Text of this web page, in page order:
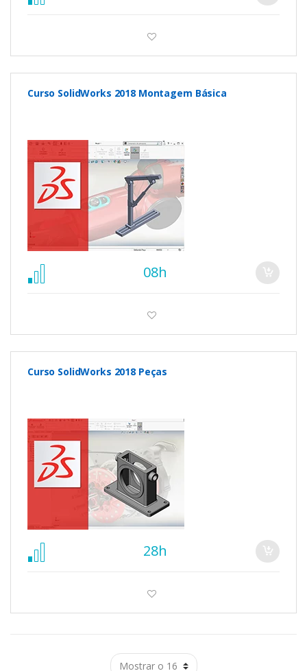
Curso SolidWorks 2018 Montagem Básica
08h
Curso SolidWorks 2018 Peças
28h